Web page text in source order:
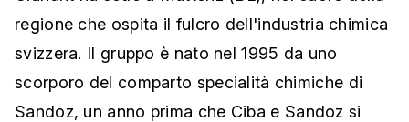
regione che ospita il fulcro dell'industria chimica
svizzera. Il gruppo è nato nel 1995 da uno
scorporo del comparto specialità chimiche di
Sandoz, un anno prima che Ciba e Sandoz si